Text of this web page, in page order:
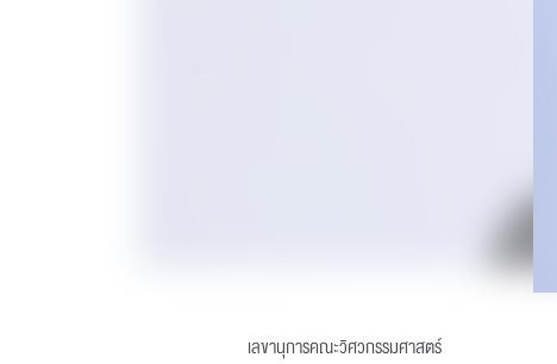
เลขานุการคณะวิศวกรรมศาสตร์